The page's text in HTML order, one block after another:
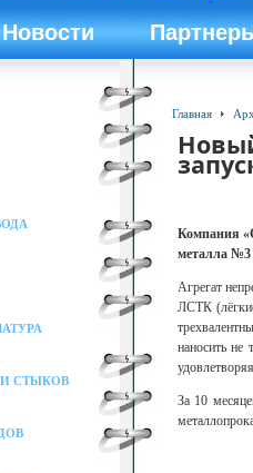
Новости
Главная
Компания
металла №3
Агрегат
ЛСТК
наносить не
За 10
СТЫКОВ